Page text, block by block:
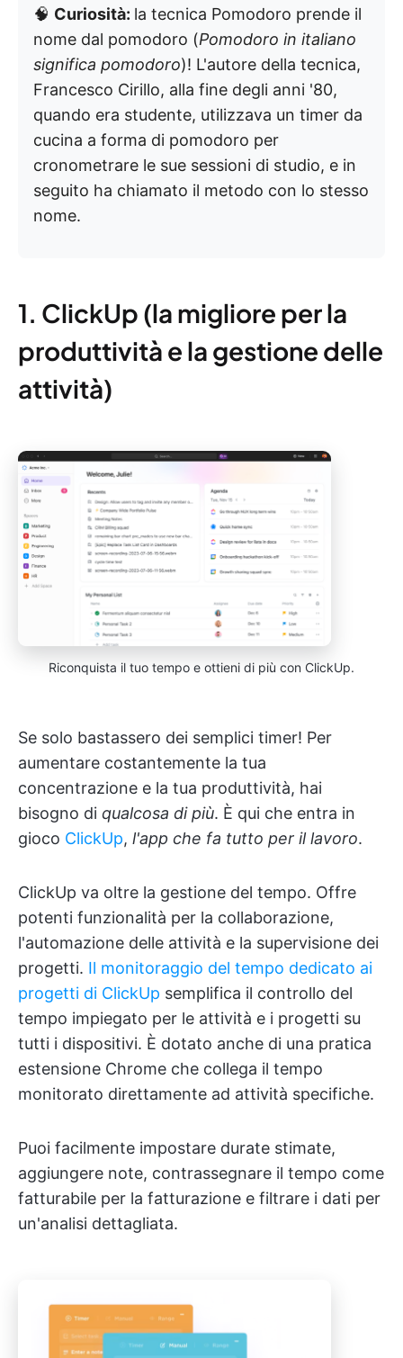
🧠 Curiosità: la tecnica Pomodoro prende il
nome dal pomodoro (Pomodoro in italiano
significa pomodoro)! L'autore della tecnica,
Francesco Cirillo, alla fine degli anni '80,
quando era studente, utilizzava un timer da
cucina a forma di pomodoro per
cronometrare le sue sessioni di studio, e in
seguito ha chiamato il metodo con lo stesso
nome.
1. ClickUp (la migliore per la
produttività e la gestione delle
attività)
Riconquista il tuo tempo e ottieni di più con ClickUp.
Se solo bastassero dei semplici timer! Per
aumentare costantemente la tua
concentrazione e la tua produttività, hai
bisogno di qualcosa di più. È qui che entra in
gioco ClickUp, l'app che fa tutto per il lavoro.
ClickUp va oltre la gestione del tempo. Offre
potenti funzionalità per la collaborazione,
l'automazione delle attività e la supervisione dei
progetti. Il monitoraggio del tempo dedicato ai
progetti di ClickUp semplifica il controllo del
tempo impiegato per le attività e i progetti su
tutti i dispositivi. È dotato anche di una pratica
estensione Chrome che collega il tempo
monitorato direttamente ad attività specifiche.
Puoi facilmente impostare durate stimate,
aggiungere note, contrassegnare il tempo come
fatturabile per la fatturazione e filtrare i dati per
un'analisi dettagliata.